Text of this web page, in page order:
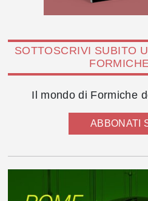
SOTTOSCRIVI SUBITO
Il mondo di Formiche
ABBONATI